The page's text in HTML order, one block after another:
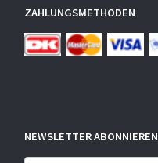
ZAHLUNGSMETHODEN
NEWSLETTER ABONNIEREN